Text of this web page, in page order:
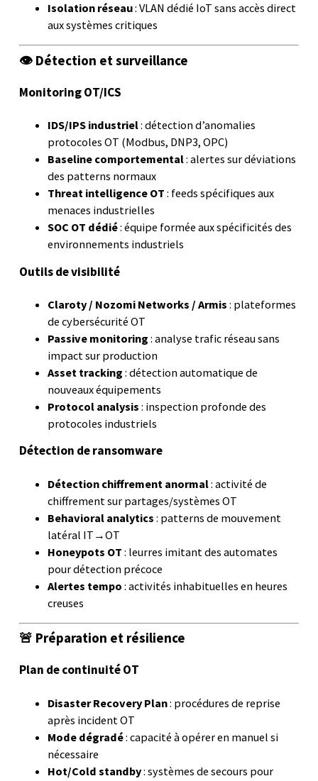
Isolation réseau: VLAN dédié IoT sans accès direct
aux systèmes critiques
👁️ Détection et surveillance
Monitoring OT/ICS
IDS/IPS industriel: détection d’anomalies
protocoles OT (Modbus, DNP3, OPC)
Baseline comportemental: alertes sur déviations
des patterns normaux
Threat intelligence OT : feeds spécifiques aux
menaces industrielles
SOC OT dédié: équipe formée aux spécificités des
environnements industriels
Outils de visibilité
Claroty / Nozomi Networks / Armis : plateformes
de cybersécurité OT
Passive monitoring : analyse trafic réseau sans
impact sur production
Asset tracking : détection automatique de
nouveaux équipements
Protocol analysis : inspection profonde des
protocoles industriels
Détection de ransomware
Détection chiffrement anormal: activité de
chiffrement sur partages/systèmes OT
Behavioral analytics : patterns de mouvement
latéral IT→OT
Honeypots OT : leurres imitant des automates
pour détection précoce
Alertes tempo : activités inhabituelles en heures
creuses
🚨 Préparation et résilience
Plan de continuité OT
Disaster Recovery Plan: procédures de reprise
après incident OT
Mode dégradé: capacité à opérer en manuel si
nécessaire
Hot/Cold standby: systèmes de secours pour